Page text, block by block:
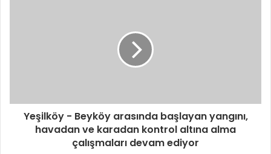
Yeşilköy - Beyköy arasında başlayan yangını,
havadan ve karadan kontrol altına alma
çalışmaları devam ediyor